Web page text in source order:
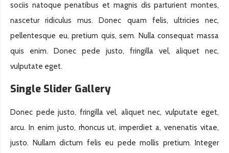
sociis natoque penatibus et magnis dis parturient montes,
nascetur ridiculus mus. Donec quam felis, ultricies nec,
pellentesque eu, pretium quis, sem. Nulla consequat massa
quis enim. Donec pede justo, fringilla vel, aliquet nec,
vulputate eget.
Single Slider Gallery
Donec pede justo, fringilla vel, aliquet nec, vulputate eget,
arcu. In enim justo, rhoncus ut, imperdiet a, venenatis vitae,
justo. Nullam dictum felis eu pede mollis pretium. Integer